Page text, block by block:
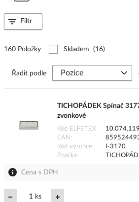
160 Položky Skladem (16)
Řadit podle
TICHOPÁDEK Spínač
zvonkové
Kód ELFETEX
10.074.119
EAN
Kód výrobce
I-3170
Značka
Cena s DPH
ks
Filtr